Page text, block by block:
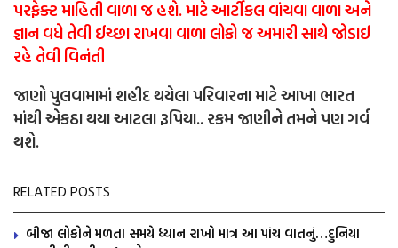
પરફેક્ટ માહિતી વાળા જ હશે. માટે આર્ટીકલ વાંચવા વાળા અને
જ્ઞાન વધે તેવી ઈચ્છા રાખવા વાળા લોકો જ અમારી સાથે જોડાઈ
રહે તેવી વિનંતી
જાણો પુલવામામાં શહીદ થયેલા પરિવારના માટે આખા ભારત
માંથી એકઠા થયા આટલા રૂપિયા.. રકમ જાણીને તમને પણ ગર્વ
થશે.
RELATED POSTS
બીજા લોકોને મળતા સમયે ધ્યાન રાખો માત્ર આ પાંચ વાતનું…દુનિયા